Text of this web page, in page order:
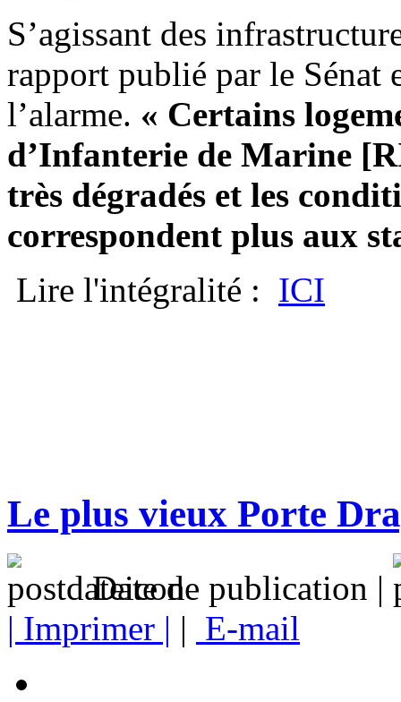
S’agissant des
rapport publié par le Sénat
l’alarme. « Certains
d’Infanterie de Marine
très dégradés et les
correspondent plus aux
Lire l'intégralité : ICI
Le plus vieux Porte
Date de publication |
| Imprimer | | E-mail